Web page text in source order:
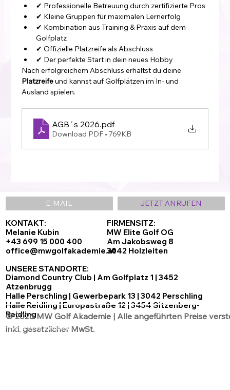
✔ Professionelle Betreuung durch zertifizierte Pros
✔ Kleine Gruppen für maximalen Lernerfolg
✔ Kombination aus Training & Praxis auf dem
Golfplatz
✔ Offizielle Platzreife als Abschluss
✔ Der perfekte Start in dein neues Hobby
Nach erfolgreichem Abschluss erhältst du deine
Platzreife und kannst auf Golfplätzen im In- und
Ausland spielen.
AGB´s 2026.pdf
Download PDF • 769KB
FIRMENSITZ:
MW Elite Golf OG
Am Jakobsweg 8
3042 Holzleiten
Diamond Country Club | Am Golfplatz 1 | 3452
Atzenbrugg
Halle Perschling | Gewerbepark 13 | 3042 Perschling
Halle Reidling | Europastraße 12 | 3454 Sitzenberg-
Reidling
UNSERE STANDORTE:
KONTAKT:
Melanie Kubin
+43 699 15 000 400
office@mwgolfakademie.at
JETZT ANRUFEN
© 2026 MW Golf Akademie | Alle angeführten Preise
inkl. gesetzlicher MwSt.
DatenschutzAGB´sImpressum
E-MAIL